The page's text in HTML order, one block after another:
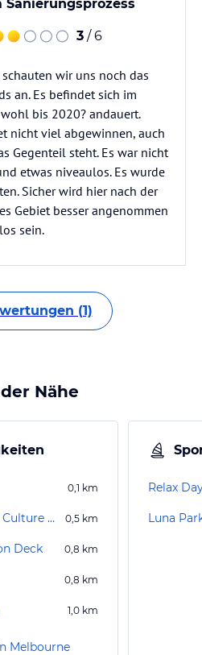
Sanierungsprozess
3 / 6
wir uns noch das
an. Es befindet sich im
bis 2020? andauert.
nicht viel abgewinnen, auch
Gegenteil steht. Es war nicht
etwas niveaulos. Es wurde
Sicher wird hier nach der
Gebiet besser angenommen
sein.
(1)
Nähe
0,1 km
Koorie Heritage Trust Culture Centre 0,5 km
Deck 0,8 km
0,8 km
1,0 km
Melbourne
Relax
Luna